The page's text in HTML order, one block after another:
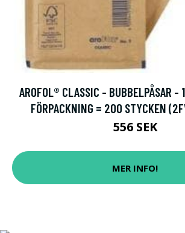
AROFOL® CLASSIC - BUBBELPÅSAR -
FÖRPACKNING = 200 STYCKEN
556 SEK
MER INFO!